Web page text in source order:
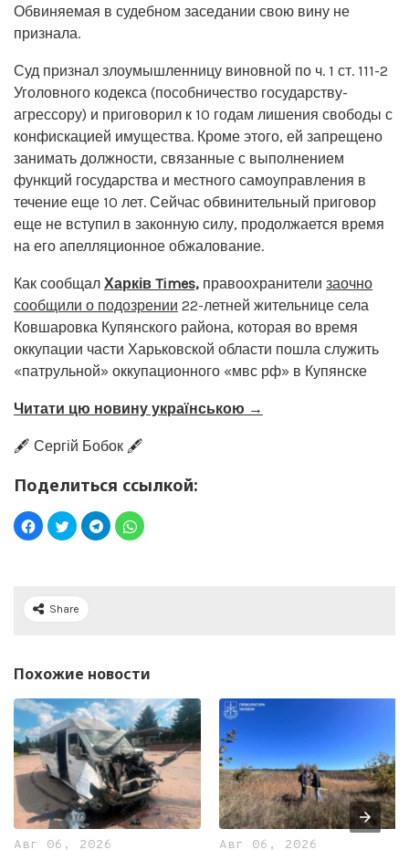
Обвиняемая в судебном заседании свою вину не
признала.
Суд признал злоумышленницу виновной по ч. 1 ст. 111-2
Уголовного кодекса (пособничество государству-
агрессору) и приговорил к 10 годам лишения свободы с
конфискацией имущества. Кроме этого, ей запрещено
занимать должности, связанные с выполнением
функций государства и местного самоуправления в
течение еще 10 лет. Сейчас обвинительный приговор
еще не вступил в законную силу, продолжается время
на его апелляционное обжалование.
Как сообщал Харків Times, правоохранители заочно
сообщили о подозрении 22-летней жительнице села
Ковшаровка Купянского района, которая во время
оккупации части Харьковской области пошла служить
«патрульной» оккупационного «мвс рф» в Купянске
Читати цю новину українською →
🖋️ Сергій Бобок 🖋️
Поделиться ссылкой:
Share
Похожие новости
Авг 06, 2026 Авг 06, 2026